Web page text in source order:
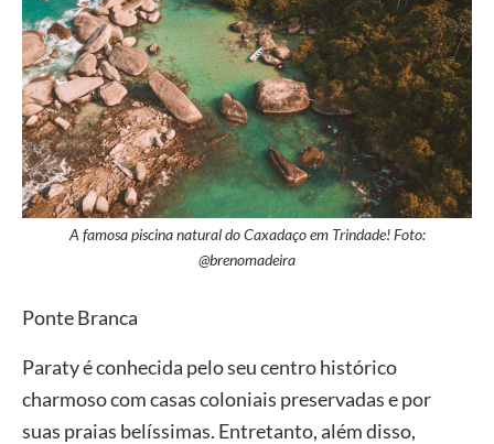
A famosa piscina natural do Caxadaço em Trindade! Foto:
@brenomadeira
Ponte Branca
Paraty é conhecida pelo seu centro histórico
charmoso com casas coloniais preservadas e por
suas praias belíssimas. Entretanto, além disso,